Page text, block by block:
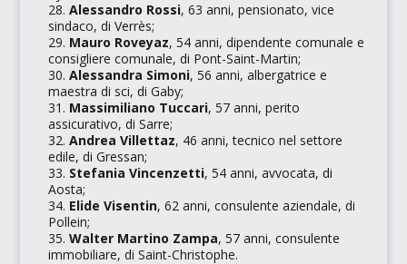
Alessandro Rossi, 63 anni, pensionato, vice
sindaco, di Verrès;
Mauro Roveyaz, 54 anni, dipendente comunale e
consigliere comunale, di Pont-Saint-Martin;
Alessandra Simoni, 56 anni, albergatrice e
maestra di sci, di Gaby;
Massimiliano Tuccari, 57 anni, perito
assicurativo, di Sarre;
Andrea Villettaz, 46 anni, tecnico nel settore
edile, di Gressan;
Stefania Vincenzetti, 54 anni, avvocata, di
Aosta;
Elide Visentin, 62 anni, consulente aziendale, di
Pollein;
Walter Martino Zampa, 57 anni, consulente
immobiliare, di Saint-Christophe.